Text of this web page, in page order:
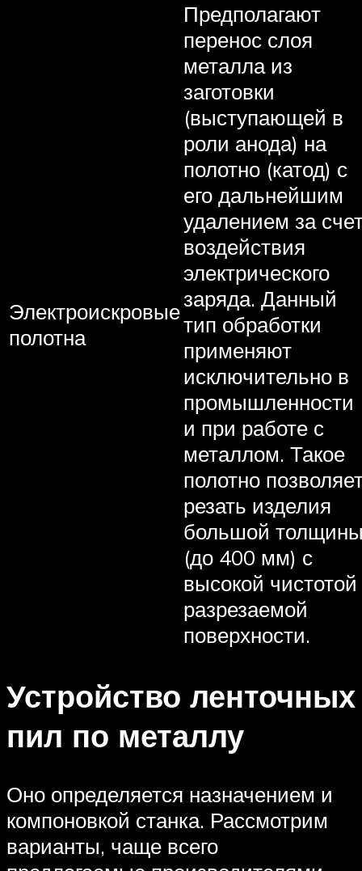
Электроискровые
полотна
Предполагают
перенос слоя
металла из
заготовки
(выступающей в
роли анода) на
полотно (катод) с
его дальнейшим
удалением за
воздействия
электрического
заряда. Данный
тип обработки
применяют
исключительно в
промышленности
и при работе с
металлом. Такое
полотно
резать изделия
большой
(до 400 мм) с
высокой чистотой
разрезаемой
поверхности.
Устройство ленточных
пил по металлу
Оно определяется назначением и
компоновкой станка. Рассмотрим
варианты, чаще всего